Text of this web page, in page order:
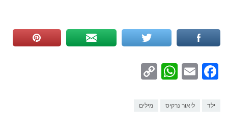
Facebook
Email
WhatsApp
ילד ליאור נרקיס מילים